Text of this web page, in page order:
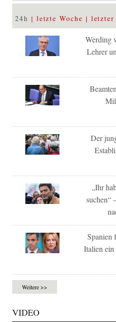
24h letzte Woche letzter
Werding
Lehrer
Der
„Ihr
suchen“
Spanien
Italien ein
Weitere >>
VIDEO